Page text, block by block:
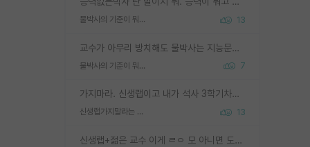
물박사의 기준이 뭐임? 13
교수가 아무리 방치해도 물박사는 지능문제고 본인 의지 문제임. 만물 교수탓 하는 애들이 이상한거임.
물박사의 기준이 뭐임? 7
가지마라. 신생랩이고 내가 석사 3학기차인데 최고참인데 나도 아무것도 모르는데 교수가 후배들 왜 논문 교육 안시키냐. 논문 왜 안 써오냐 닦달한다
신생랩가지말라는 이유가 있었구나 13
신생랩+젊은 교수 이게 ㄹㅇ 모 아니면 도인듯.